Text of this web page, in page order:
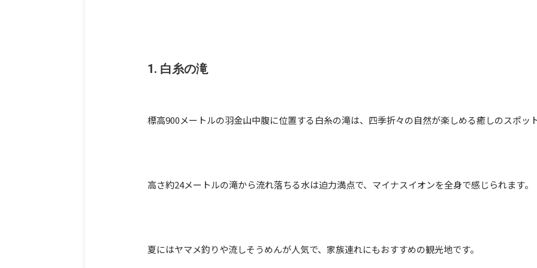
1. 白糸の滝
標高900メートルの羽金山中腹に位置する白糸の滝は、四季折々の自然が楽しめる癒しのスポッ
高さ約24メートルの滝から流れ落ちる水は迫力満点で、マイナスイオンを全身で感じられます。
夏にはヤマメ釣りや流しそうめんが人気で、家族連れにもおすすめの観光地です。